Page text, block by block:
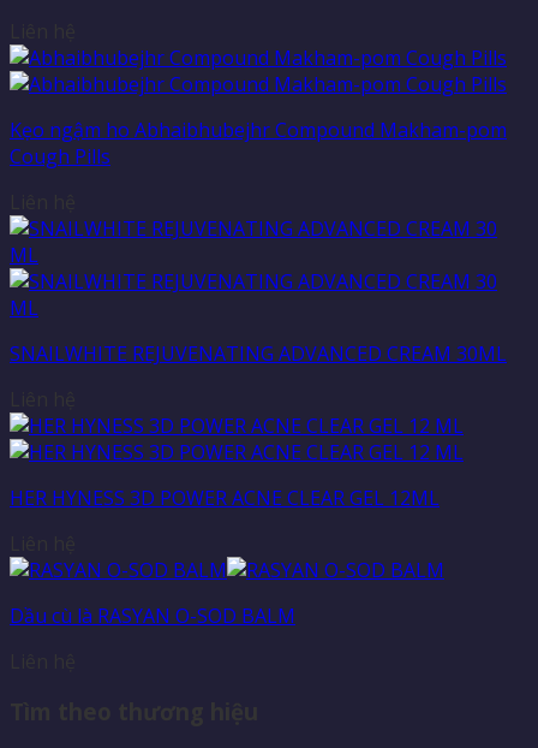
Kẹo ngậm ho Abhaibhubejhr Compound Makham-pom
Cough Pills
SNAILWHITE REJUVENATING ADVANCED CREAM 30ML
HER HYNESS 3D POWER ACNE CLEAR GEL 12ML
Dầu cù là RASYAN O-SOD BALM